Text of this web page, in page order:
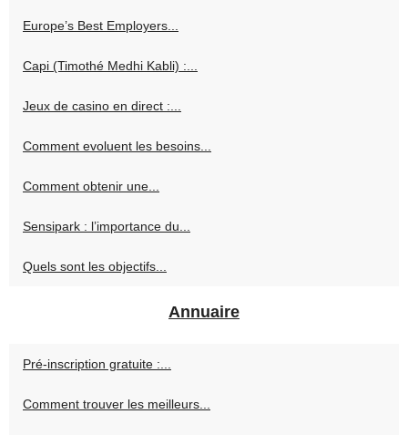
Europe’s Best Employers...
Capi (Timothé Medhi Kabli) :...
Jeux de casino en direct :...
Comment evoluent les besoins...
Comment obtenir une...
Sensipark : l’importance du...
Quels sont les objectifs...
Annuaire
Pré-inscription gratuite :...
Comment trouver les meilleurs...